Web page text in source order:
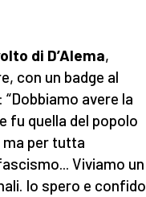
di D’Alema,
con un badge al
avere la
fu quella del popolo
ma per tutta
Viviamo un
Io spero e confido